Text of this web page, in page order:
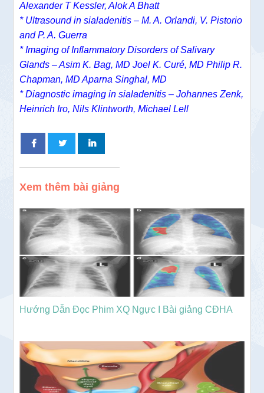
Alexander T Kessler​, Alok A Bhatt
* Ultrasound in sialadenitis – M. A. Orlandi, V. Pistorio
and P. A. Guerra
* Imaging of Inflammatory Disorders of Salivary
Glands – Asim K. Bag, MD Joel K. Curé, MD Philip R.
Chapman, MD Aparna Singhal, MD
* Diagnostic imaging in sialadenitis – Johannes Zenk,
Heinrich Iro, Nils Klintworth, Michael Lell
Xem thêm bài giảng
Hướng Dẫn Đọc Phim XQ Ngực I Bài giảng CĐHA